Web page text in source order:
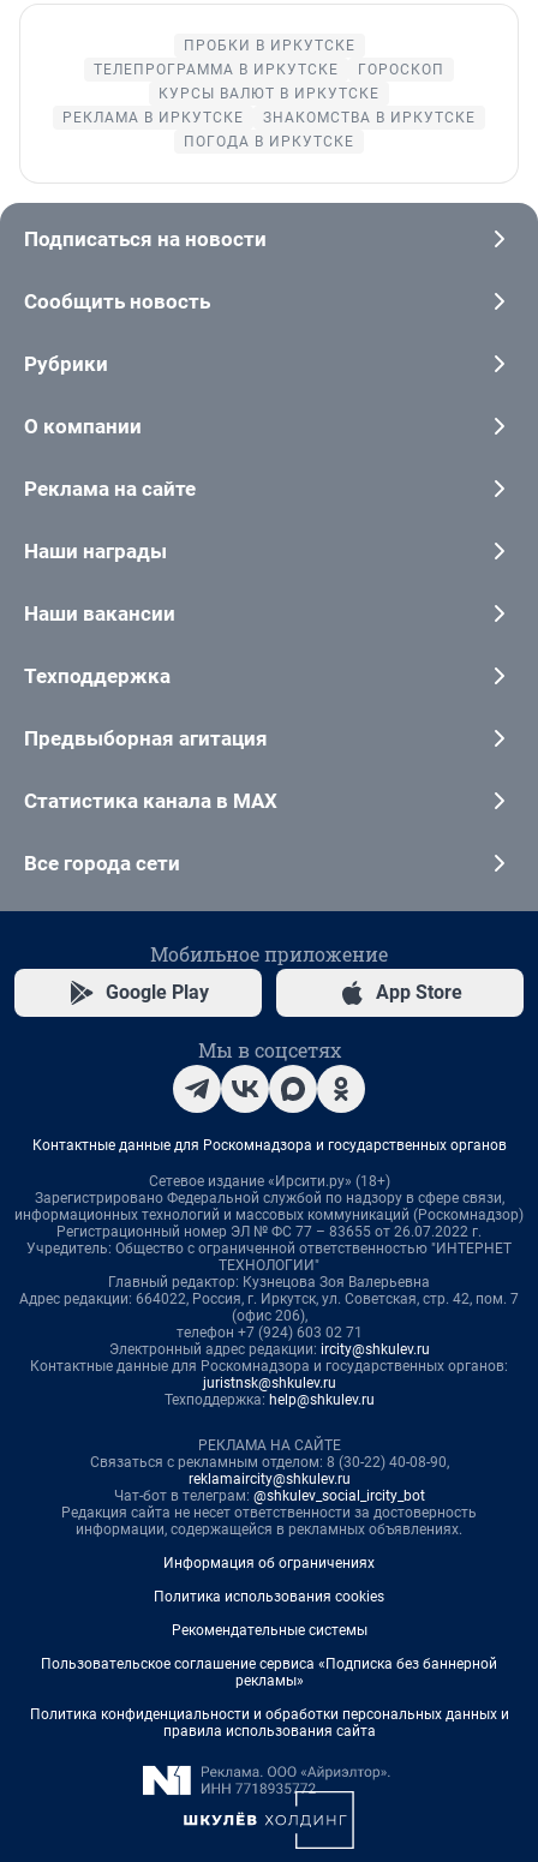
ПРОБКИ В ИРКУТСКЕ
ТЕЛЕПРОГРАММА В ИРКУТСКЕ
ГОРОСКОП
КУРСЫ ВАЛЮТ В ИРКУТСКЕ
РЕКЛАМА В ИРКУТСКЕ
ЗНАКОМСТВА В ИРКУТСКЕ
ПОГОДА В ИРКУТСКЕ
Подписаться на новости
Сообщить новость
Рубрики
О компании
Реклама на сайте
Наши награды
Наши вакансии
Техподдержка
Предвыборная агитация
Статистика канала в MAX
Все города сети
Мобильное приложение
Google Play App Store
Мы в соцсетях
Контактные данные для Роскомнадзора и государственных органов
Сетевое издание «Ирсити.ру» (18+)
Зарегистрировано Федеральной службой по надзору в сфере связи,
информационных технологий и массовых коммуникаций (Роскомнадзор)
Регистрационный номер ЭЛ № ФС 77 – 83655 от 26.07.2022 г.
Учредитель: Общество с ограниченной ответственностью "ИНТЕРНЕТ
ТЕХНОЛОГИИ"
Главный редактор: Кузнецова Зоя Валерьевна
Адрес редакции: 664022, Россия, г. Иркутск, ул. Советская, стр. 42, пом. 7
(офис 206),
телефон +7 (924) 603 02 71
Электронный адрес редакции: ircity@shkulev.ru
Контактные данные для Роскомнадзора и государственных органов:
juristnsk@shkulev.ru
Техподдержка: help@shkulev.ru
РЕКЛАМА НА САЙТЕ
Связаться с рекламным отделом: 8 (30-22) 40-08-90,
reklamaircity@shkulev.ru
Чат-бот в телеграм: @shkulev_social_ircity_bot
Редакция сайта не несет ответственности за достоверность
информации, содержащейся в рекламных объявлениях.
Информация об ограничениях
Политика использования cookies
Рекомендательные системы
Пользовательское соглашение сервиса «Подписка без баннерной
рекламы»
Политика конфиденциальности и обработки персональных данных и
правила использования сайта